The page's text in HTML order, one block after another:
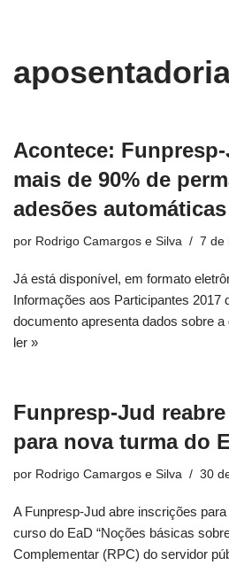
para
Acontece:
mais de 90% de
adesões automáticas
por Rodrigo Camargos e Silva 7 de
Já está disponível, em formato
Informações aos Participantes 2017
documento apresenta dados sobre
ler »
Funpresp-Jud
para nova turma do
por Rodrigo Camargos e Silva 30
A Funpresp-Jud abre inscrições
curso do EaD “Noções básicas
Complementar (RPC) do servidor